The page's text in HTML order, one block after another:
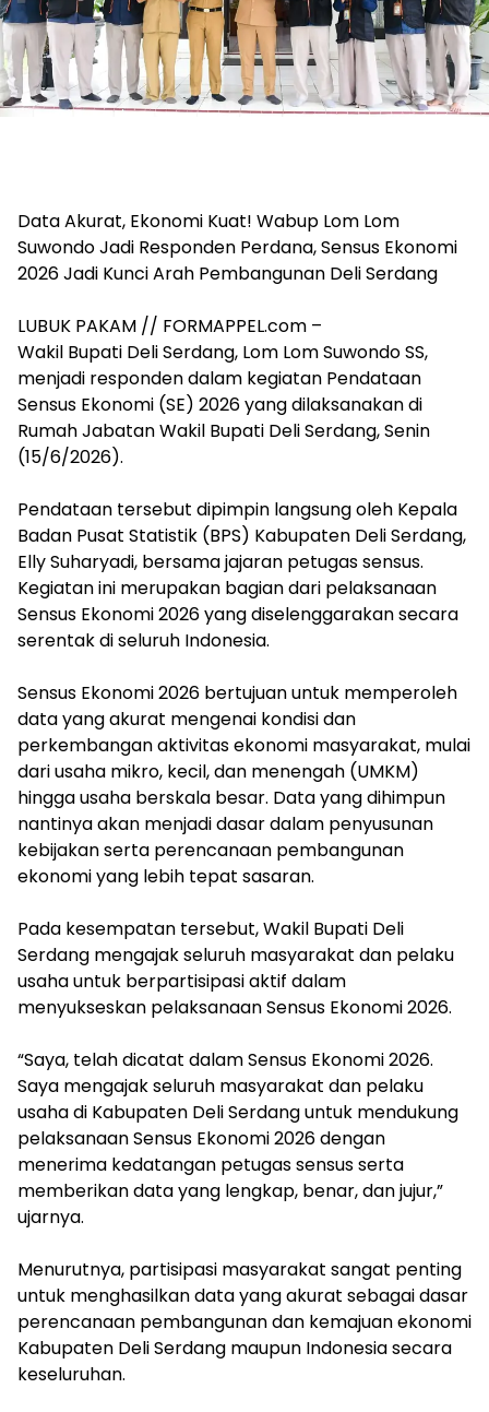
Data Akurat, Ekonomi Kuat! Wabup Lom Lom
Suwondo Jadi Responden Perdana, Sensus Ekonomi
2026 Jadi Kunci Arah Pembangunan Deli Serdang
LUBUK PAKAM // FORMAPPEL.com –
Wakil Bupati Deli Serdang, Lom Lom Suwondo SS,
menjadi responden dalam kegiatan Pendataan
Sensus Ekonomi (SE) 2026 yang dilaksanakan di
Rumah Jabatan Wakil Bupati Deli Serdang, Senin
(15/6/2026).
‎Pendataan tersebut dipimpin langsung oleh Kepala
Badan Pusat Statistik (BPS) Kabupaten Deli Serdang,
Elly Suharyadi, bersama jajaran petugas sensus.
Kegiatan ini merupakan bagian dari pelaksanaan
Sensus Ekonomi 2026 yang diselenggarakan secara
serentak di seluruh Indonesia.
‎Sensus Ekonomi 2026 bertujuan untuk memperoleh
data yang akurat mengenai kondisi dan
perkembangan aktivitas ekonomi masyarakat, mulai
dari usaha mikro, kecil, dan menengah (UMKM)
hingga usaha berskala besar. Data yang dihimpun
nantinya akan menjadi dasar dalam penyusunan
kebijakan serta perencanaan pembangunan
ekonomi yang lebih tepat sasaran.
‎Pada kesempatan tersebut, Wakil Bupati Deli
Serdang mengajak seluruh masyarakat dan pelaku
usaha untuk berpartisipasi aktif dalam
menyukseskan pelaksanaan Sensus Ekonomi 2026.
‎“Saya, telah dicatat dalam Sensus Ekonomi 2026.
Saya mengajak seluruh masyarakat dan pelaku
usaha di Kabupaten Deli Serdang untuk mendukung
pelaksanaan Sensus Ekonomi 2026 dengan
menerima kedatangan petugas sensus serta
memberikan data yang lengkap, benar, dan jujur,”
ujarnya.
‎Menurutnya, partisipasi masyarakat sangat penting
untuk menghasilkan data yang akurat sebagai dasar
perencanaan pembangunan dan kemajuan ekonomi
Kabupaten Deli Serdang maupun Indonesia secara
keseluruhan.